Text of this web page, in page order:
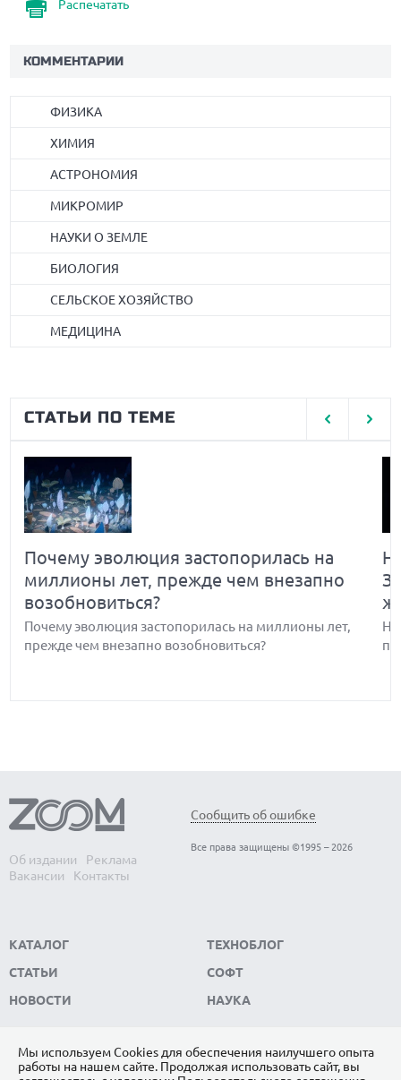
Распечатать
КОММЕНТАРИИ
ФИЗИКА
ХИМИЯ
АСТРОНОМИЯ
МИКРОМИР
НАУКИ О ЗЕМЛЕ
БИОЛОГИЯ
СЕЛЬСКОЕ ХОЗЯЙСТВО
МЕДИЦИНА
СТАТЬИ ПО ТЕМЕ
Почему эволюция застопорилась на
миллионы лет, прежде чем внезапно
возобновиться?
Почему эволюция застопорилась на миллионы лет,
прежде чем внезапно возобновиться?
Обнаружены биологические часы-
хронометр организма — когда они
выходят из строя, развитие человека
останавливается
человека останавливается
Об издании
Реклама
Вакансии
Контакты
Сообщить об ошибке
Все права защищены ©1995 – 2026
КАТАЛОГ
СТАТЬИ
НОВОСТИ
ТЕХНОБЛОГ
СОФТ
НАУКА
ПОДПИШИТЕСЬ НА НАС
Мы используем Сookies для обеспечения наилучшего опыта
работы на нашем сайте. Продолжая использовать сайт, вы